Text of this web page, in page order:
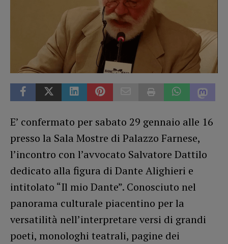
E’ confermato per sabato 29 gennaio alle 16
presso la Sala Mostre di Palazzo Farnese,
l’incontro con l’avvocato Salvatore Dattilo
dedicato alla figura di Dante Alighieri e
intitolato “Il mio Dante”. Conosciuto nel
panorama culturale piacentino per la
versatilità nell’interpretare versi di grandi
poeti, monologhi teatrali, pagine dei